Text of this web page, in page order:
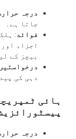
درجہ
جاتا ہے۔
فوائد:
اجزاء
بیچز کے
دہی کی
درجہ